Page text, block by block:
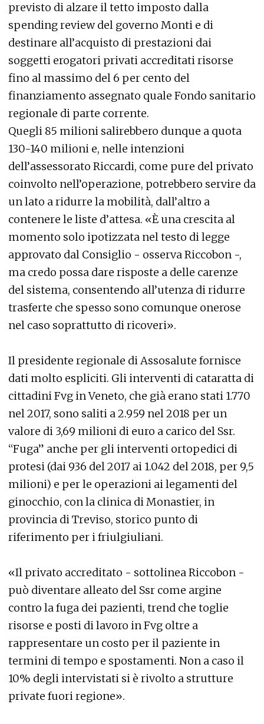
previsto di alzare il tetto imposto dalla
spending review del governo Monti e di
destinare all’acquisto di prestazioni dai
soggetti erogatori privati accreditati risorse
fino al massimo del 6 per cento del
finanziamento assegnato quale Fondo sanitario
regionale di parte corrente.
Quegli 85 milioni salirebbero dunque a quota
130-140 milioni e, nelle intenzioni
dell’assessorato Riccardi, come pure del privato
coinvolto nell’operazione, potrebbero servire da
un lato a ridurre la mobilità, dall’altro a
contenere le liste d’attesa. «È una crescita al
momento solo ipotizzata nel testo di legge
approvato dal Consiglio - osserva Riccobon -,
ma credo possa dare risposte a delle carenze
del sistema, consentendo all’utenza di ridurre
trasferte che spesso sono comunque onerose
nel caso soprattutto di ricoveri».
Il presidente regionale di Assosalute fornisce
dati molto espliciti. Gli interventi di cataratta di
cittadini Fvg in Veneto, che già erano stati 1.770
nel 2017, sono saliti a 2.959 nel 2018 per un
valore di 3,69 milioni di euro a carico del Ssr.
“Fuga” anche per gli interventi ortopedici di
protesi (dai 936 del 2017 ai 1.042 del 2018, per 9,5
milioni) e per le operazioni ai legamenti del
ginocchio, con la clinica di Monastier, in
provincia di Treviso, storico punto di
riferimento per i friulgiuliani.
«Il privato accreditato - sottolinea Riccobon -
può diventare alleato del Ssr come argine
contro la fuga dei pazienti, trend che toglie
risorse e posti di lavoro in Fvg oltre a
rappresentare un costo per il paziente in
termini di tempo e spostamenti. Non a caso il
10% degli intervistati si è rivolto a strutture
private fuori regione».